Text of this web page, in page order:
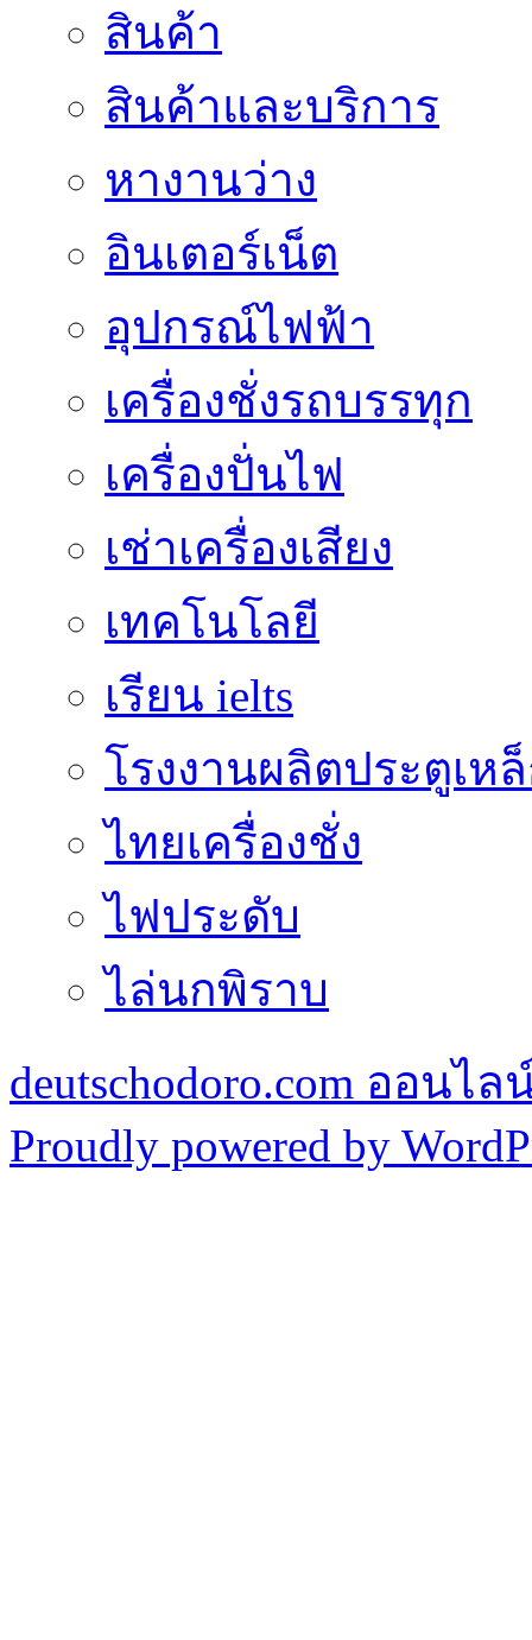
สินค้า
สินค้าและบริการ
หางานว่าง
อินเตอร์เน็ต
อุปกรณ์ไฟฟ้า
เครื่องชั่งรถบรรทุก
เครื่องปั่นไฟ
เช่าเครื่องเสียง
เทคโนโลยี
เรียน ielts
โรงงานผลิตประตูเห
ไทยเครื่องชั่ง
ไฟประดับ
ไล่นกพิราบ
deutschodoro.com ออนไล
Proudly powered by